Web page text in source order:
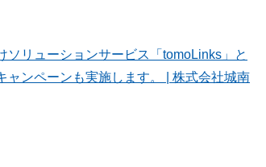
リューションサービス「tomoLinks」と
ンペーンも実施します。 | 株式会社城南